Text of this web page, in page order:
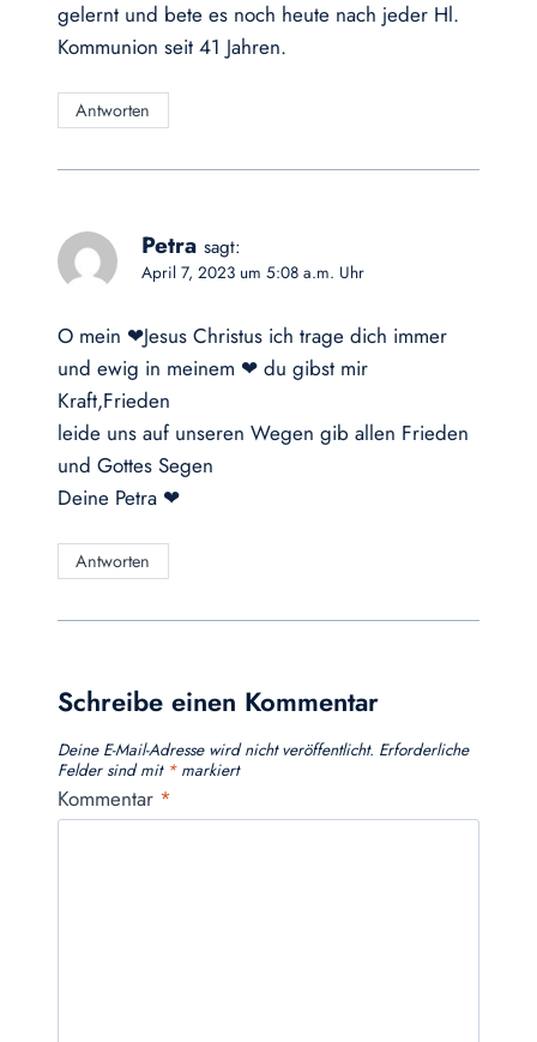
gelernt und bete es noch heute nach jeder Hl.
Kommunion seit 41 Jahren.
Antworten
Petra sagt:
April 7, 2023 um 5:08 a.m. Uhr
O mein ❤Jesus Christus ich trage dich immer
und ewig in meinem ❤ du gibst mir
Kraft,Frieden
leide uns auf unseren Wegen gib allen Frieden
und Gottes Segen
Deine Petra ❤
Antworten
Schreibe einen Kommentar
Deine E-Mail-Adresse wird nicht veröffentlicht. Erforderliche
Felder sind mit *markiert
Kommentar *